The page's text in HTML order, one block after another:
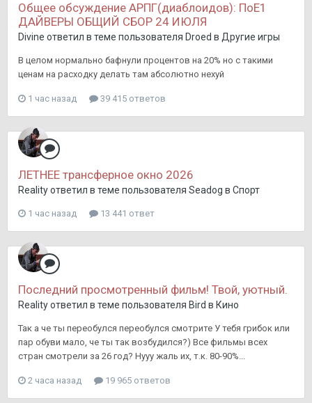
Общее обсуждение АРПГ(диаблоидов): ПоЕ1
ДАЙВЕРЫ ОБЩИЙ СБОР 24 ИЮЛЯ
Divine ответил в теме пользователя Droed в Другие игры
В целом нормально бафнули процентов на 20% но с такими
ценам на расходку делать там абсолютно нехуй
1 час назад 39 415 ответов
ЛЕТНЕЕ трансферное окно 2026
Realityответил в теме пользователя Seadog в Спорт
1 час назад 13 441 ответ
Последний просмотренный фильм! Твой, уютный.
Realityответил в теме пользователя Bird в Кино
Так а че ты переобулся переобулся смотрите У тебя грибок или
пар обуви мало, че ты так возбудился?) Все фильмы всех
стран смотрели за 26 год? Нууу жаль их, т.к. 80-90%...
2 часа назад 19 965 ответов